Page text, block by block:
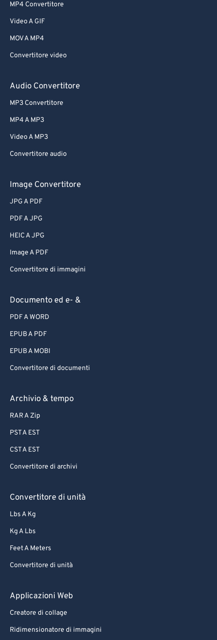
MP4 Convertitore
Video A GIF
MOV A MP4
Convertitore video
Audio Convertitore
MP3 Convertitore
MP4 A MP3
Video A MP3
Convertitore audio
Image Convertitore
JPG A PDF
PDF A JPG
HEIC A JPG
Image A PDF
Convertitore di immagini
Documento ed e- &
PDF A WORD
EPUB A PDF
EPUB A MOBI
Convertitore di documenti
Archivio & tempo
RAR A Zip
PST A EST
CST A EST
Convertitore di archivi
Convertitore di unità
Lbs A Kg
Kg A Lbs
Feet A Meters
Convertitore di unità
Applicazioni Web
Creatore di collage
Ridimensionatore di immagini